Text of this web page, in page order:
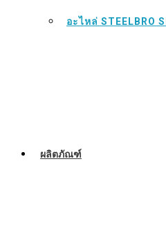
อะไหล่ STEELBRO
ผลิตภัณฑ์